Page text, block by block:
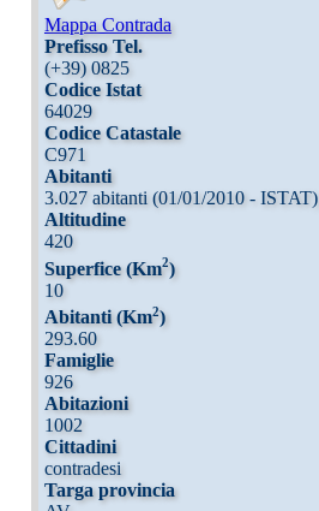
Mappa Contrada
Prefisso Tel.
(+39) 0825
Codice Istat
64029
Codice Catastale
C971
Abitanti
3.027 abitanti (01/01/2010 - ISTAT)
Altitudine
420
Superfice (Km2)
10
Abitanti (Km2)
293.60
Famiglie
926
Abitazioni
1002
Cittadini
contradesi
Targa provincia